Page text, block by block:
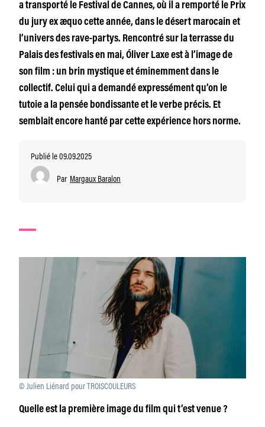
a transporté le Festival de Cannes, où il a remporté le Prix
du jury ex æquo cette année, dans le désert marocain et
l’univers des rave-partys. Rencontré sur la terrasse du
Palais des festivals en mai, Óliver Laxe est à l’image de
son film : un brin mystique et éminemment dans le
collectif. Celui qui a demandé expressément qu’on le
tutoie a la pensée bondissante et le verbe précis. Et
semblait encore hanté par cette expérience hors norme.
Publié le 09.09.2025
Par Margaux Baralon
© Julien Liénard pour TROISCOULEURS
Quelle est la première image du film qui t’est venue ?